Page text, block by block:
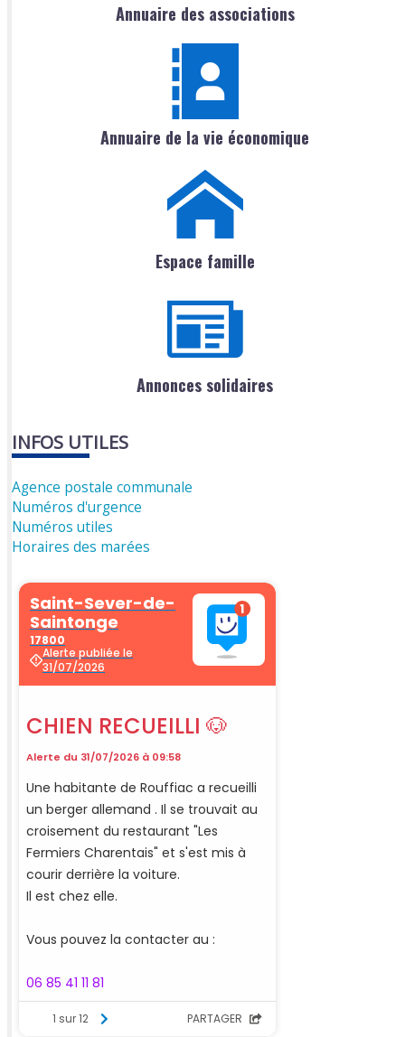
Annuaire des associations
Annuaire de la vie économique
Espace famille
Annonces solidaires
INFOS UTILES
Agence postale communale
Numéros d'urgence
Numéros utiles
Horaires des marées